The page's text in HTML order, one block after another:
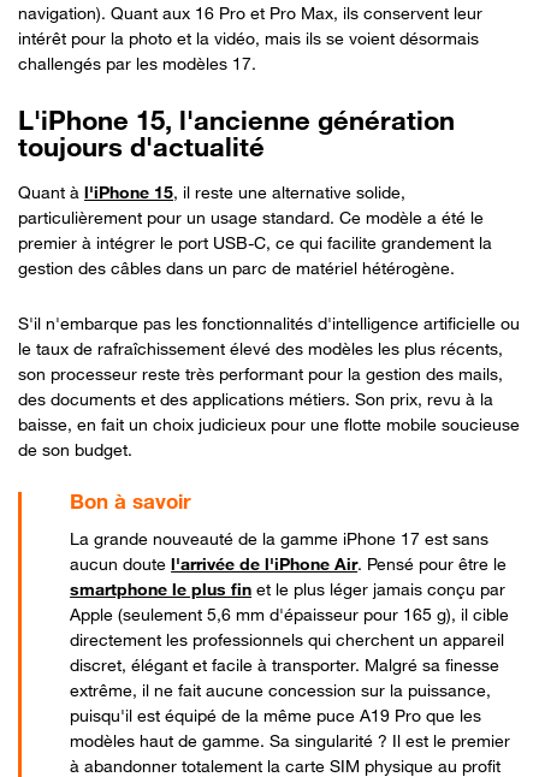
navigation). Quant aux 16 Pro et Pro Max, ils conservent leur
intérêt pour la photo et la vidéo, mais ils se voient désormais
challengés par les modèles 17.
L'iPhone 15, l'ancienne génération
toujours d'actualité
Quant à l'iPhone 15, il reste une alternative solide,
particulièrement pour un usage standard. Ce modèle a été le
premier à intégrer le port USB-C, ce qui facilite grandement la
gestion des câbles dans un parc de matériel hétérogène.
S'il n'embarque pas les fonctionnalités d'intelligence artificielle ou
le taux de rafraîchissement élevé des modèles les plus récents,
son processeur reste très performant pour la gestion des mails,
des documents et des applications métiers. Son prix, revu à la
baisse, en fait un choix judicieux pour une flotte mobile soucieuse
de son budget.
La grande nouveauté de la gamme iPhone 17 est sans
aucun doutel'arrivée de l'iPhone Air. Pensé pour être le
smartphone le plus fin et le plus léger jamais conçu par
Apple (seulement 5,6 mm d'épaisseur pour 165 g), il cible
directement les professionnels qui cherchent un appareil
discret, élégant et facile à transporter. Malgré sa finesse
extrême, il ne fait aucune concession sur la puissance,
puisqu'il est équipé de la même puce A19 Pro que les
modèles haut de gamme. Sa singularité ? Il est le premier
à abandonner totalement la carte SIM physique au profit